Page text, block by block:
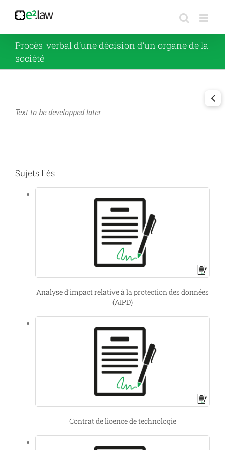
contenu
Procès-verbal d’une décision d’un organe de la
société
Text to be developped later
Sujets liés
Analyse d’impact relative à la protection des données
(AIPD)
Contrat de licence de technologie